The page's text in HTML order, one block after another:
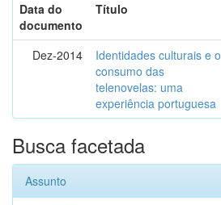
Data do
documento
Título
Dez-2014
Identidades culturais e o
consumo das
telenovelas: uma
experiência portuguesa
Busca facetada
Assunto